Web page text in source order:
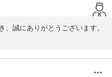
して、貴重なご意見をお寄せい
だくためにも、今後の参考と
ただきつつ、清掃面に関してお
誠にありがとうございます。
だき、「伊豆で一番」とのお言